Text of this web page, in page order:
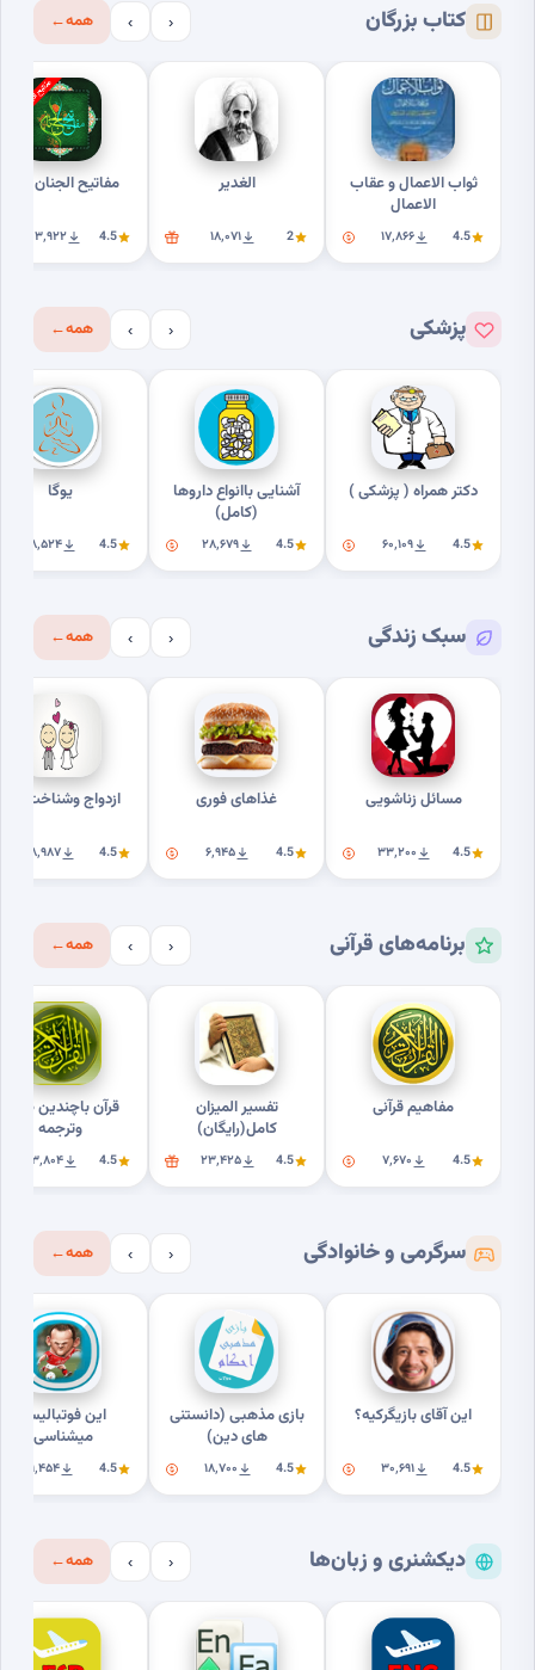
کتاب بزرگان ‹
› همه←
ثواب الاعمال و عقاب
الاعمال
4.5 ۱۷٬۸۶۶
الغدیر
2 ۱۸٬۰۷۱
مفاتیح الجنان کامل
4.5 ۲۰۳٬۹۲۲
پزشکی ‹
› همه←
دکتر همراه ( پزشکی )
4.5 ۶۰٬۱۰۹
آشنایی باانواع داروها
(کامل)
4.5 ۲۸٬۶۷۹
یوگا
4.5 ۱۸٬۵۲۴
سبک زندگی ‹
› همه←
مسائل زناشویی
4.5 ۳۳٬۲۰۰
غذاهای فوری
4.5 ۶٬۹۴۵
ازدواج وشناخت بهتر
4.5 ۱۸٬۹۸۷
برنامه‌های قرآنی ‹
› همه←
مفاهیم قرآنی
4.5 ۷٬۶۷۰
تفسیر المیزان
کامل(رایگان)
4.5 ۲۳٬۴۲۵
قرآن باچندین صوت
وترجمه
4.5 ۲۳٬۸۰۴
سرگرمی و خانوادگی ‹
› همه←
این آقای بازیگرکیه؟
4.5 ۳۰٬۶۹۱
بازی مذهبی (دانستنی
های دین)
4.5 ۱۸٬۷۰۰
این فوتبالیستو
میشناسی؟
4.5 ۹٬۴۵۴
دیکشنری و زبان‌ها ‹
› همه←